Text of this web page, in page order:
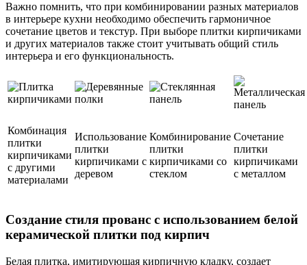
Важно помнить, что при комбинировании разных материалов
в интерьере кухни необходимо обеспечить гармоничное
сочетание цветов и текстур. При выборе плитки кирпичиками
и других материалов также стоит учитывать общий стиль
интерьера и его функциональность.
Комбинация
плитки
кирпичиками
с другими
материалами
Использование
плитки
кирпичиками с
деревом
Комбинирование
плитки
кирпичиками со
стеклом
Сочетание
плитки
кирпичиками
с металлом
Создание стиля прованс с использованием белой
керамической плитки под кирпич
Белая плитка, имитирующая кирпичную кладку, создает